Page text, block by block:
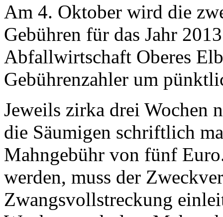
Am 4. Oktober wird die
Gebühren für das Jahr
Abfallwirtschaft Oberes
Gebührenzahler um
Jeweils zirka drei Wochen
die Säumigen schriftlich
Mahngebühr von fünf
werden, muss der
Zwangsvollstreckung